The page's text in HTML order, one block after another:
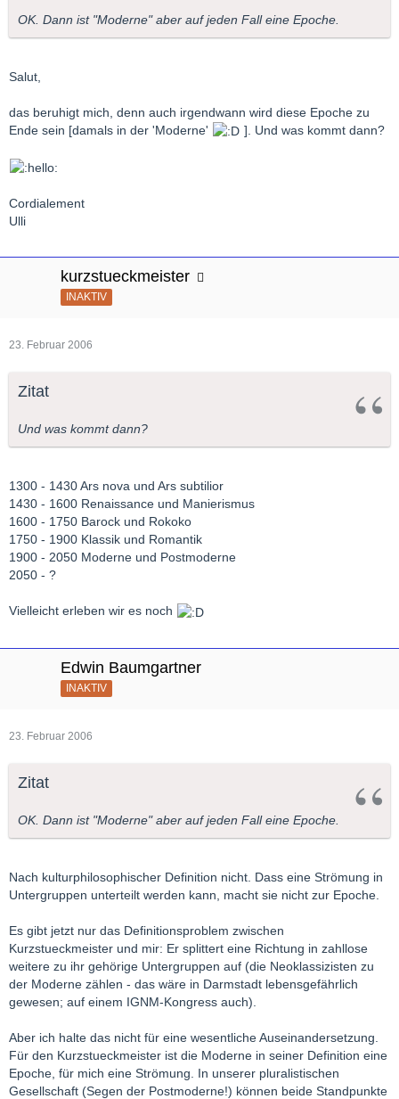
OK. Dann ist "Moderne" aber auf jeden Fall eine Epoche.
Salut,
das beruhigt mich, denn auch irgendwann wird diese Epoche zu
Ende sein [damals in der 'Moderne'
]. Und was kommt dann?
Cordialement
Ulli
kurzstueckmeister
INAKTIV
23. Februar 2006
Zitat
Und was kommt dann?
1300 - 1430 Ars nova und Ars subtilior
1430 - 1600 Renaissance und Manierismus
1600 - 1750 Barock und Rokoko
1750 - 1900 Klassik und Romantik
1900 - 2050 Moderne und Postmoderne
2050 - ?
Vielleicht erleben wir es noch
Edwin Baumgartner
INAKTIV
23. Februar 2006
Zitat
OK. Dann ist "Moderne" aber auf jeden Fall eine Epoche.
Nach kulturphilosophischer Definition nicht. Dass eine Strömung in
Untergruppen unterteilt werden kann, macht sie nicht zur Epoche.
Es gibt jetzt nur das Definitionsproblem zwischen
Kurzstueckmeister und mir: Er splittert eine Richtung in zahllose
weitere zu ihr gehörige Untergruppen auf (die Neoklassizisten zu
der Moderne zählen - das wäre in Darmstadt lebensgefährlich
gewesen; auf einem IGNM-Kongress auch).
Aber ich halte das nicht für eine wesentliche Auseinandersetzung.
Für den Kurzstueckmeister ist die Moderne in seiner Definition eine
Epoche, für mich eine Strömung. In unserer pluralistischen
Gesellschaft (Segen der Postmoderne!) können beide Standpunkte